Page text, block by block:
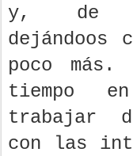
y, de
dejándoos
poco más.
tiempo
trabajar
con las